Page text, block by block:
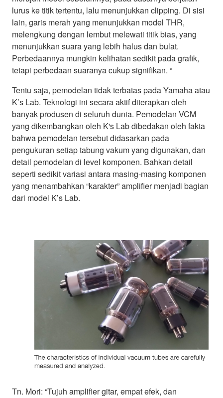
lurus ke titik tertentu, lalu menunjukkan clipping. Di sisi
lain, garis merah yang menunjukkan model THR,
melengkung dengan lembut melewati titik bias, yang
menunjukkan suara yang lebih halus dan bulat.
Perbedaannya mungkin kelihatan sedikit pada grafik,
tetapi perbedaan suaranya cukup signifikan. “
Tentu saja, pemodelan tidak terbatas pada Yamaha atau
K’s Lab. Teknologi ini secara aktif diterapkan oleh
banyak produsen di seluruh dunia. Pemodelan VCM
yang dikembangkan oleh K's Lab dibedakan oleh fakta
bahwa pemodelan tersebut didasarkan pada
pengukuran setiap tabung vakum yang digunakan, dan
detail pemodelan di level komponen. Bahkan detail
seperti sedikit variasi antara masing-masing komponen
yang menambahkan “karakter” amplifier menjadi bagian
dari model K’s Lab.
Tn. Mori: “Tujuh amplifier gitar, empat efek, dan